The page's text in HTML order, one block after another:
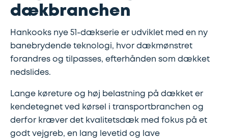
dækbranchen
Hankooks nye 51-dækserie er udviklet med en ny
banebrydende teknologi, hvor dækmønstret
forandres og tilpasses, efterhånden som dækket
nedslides.
Lange køreture og høj belastning på dækket er
kendetegnet ved kørsel i transportbranchen og
derfor kræver det kvalitetsdæk med fokus på et
godt vejgreb, en lang levetid og lave